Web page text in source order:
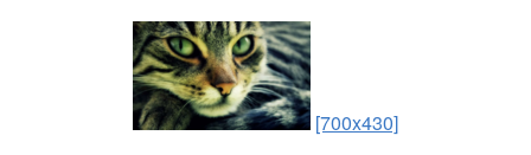
[700x430]